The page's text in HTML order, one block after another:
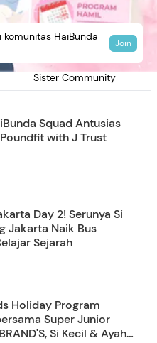
Sister Community
HaiBunda
Join
Squad Antusias
with J Trust
Day 2! Serunya Si
Jakarta Naik Bus
Sejarah
Holiday Program
Super Junior
Si Kecil & Ayah